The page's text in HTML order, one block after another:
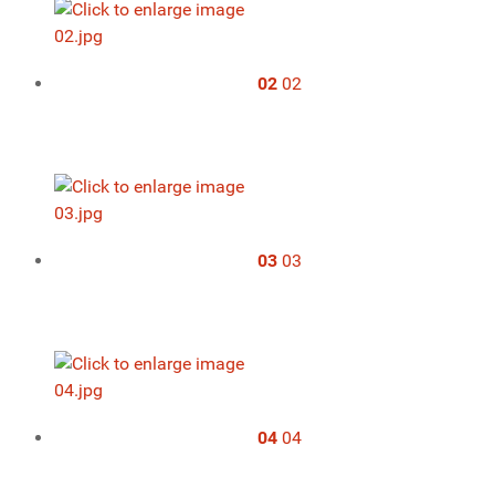
02 02
03 03
04 04